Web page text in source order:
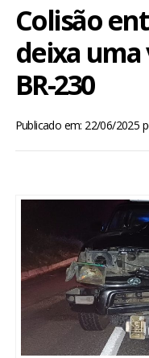
INÍCIO
POMBAL E REGIÃO
BRASIL
ESPORTES
ENTRETENIMENTO
ENQUETE
Colisão
deixa
BR-230
Publicado em: 22/06/2025